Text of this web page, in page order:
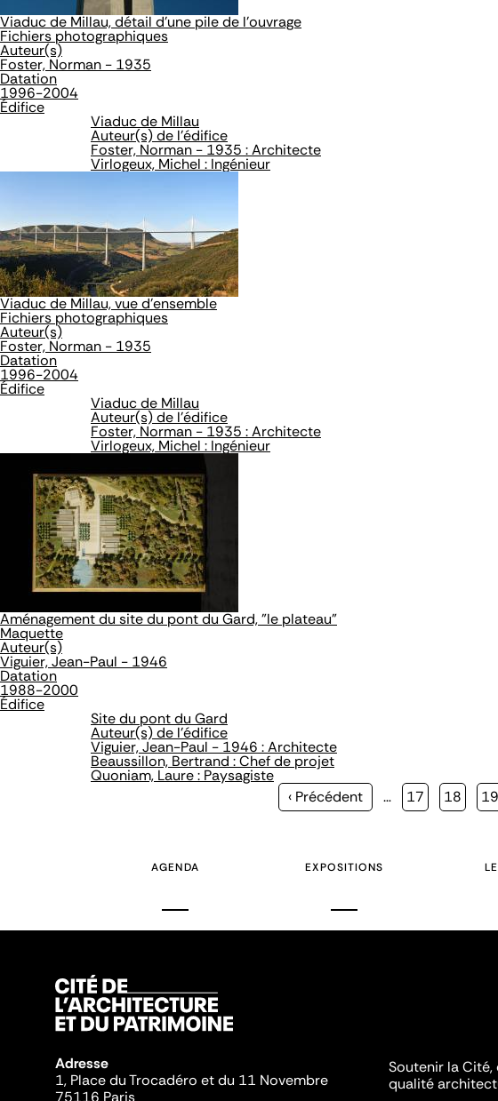
Viaduc de Millau, détail d'une pile de l'ouvrage
Fichiers photographiques
Auteur(s)
Foster, Norman - 1935
Datation
1996-2004
Édifice
Viaduc de Millau
Auteur(s) de l'édifice
Foster, Norman - 1935 : Architecte
Virlogeux, Michel : Ingénieur
Viaduc de Millau, vue d'ensemble
Fichiers photographiques
Auteur(s)
Foster, Norman - 1935
Datation
1996-2004
Édifice
Viaduc de Millau
Auteur(s) de l'édifice
Foster, Norman - 1935 : Architecte
Virlogeux, Michel : Ingénieur
Aménagement du site du pont du Gard, "le plateau"
Maquette
Auteur(s)
Viguier, Jean-Paul - 1946
Datation
1988-2000
Édifice
Site du pont du Gard
Auteur(s) de l'édifice
Viguier, Jean-Paul - 1946 : Architecte
Beaussillon, Bertrand : Chef de projet
Quoniam, Laure : Paysagiste
Page
‹ Précédent … Page
17 Page
18 19
AGENDA EXPOSITIONS
Adresse
1, Place du Trocadéro et du 11 Novembre
75116 Paris
Soutenir la
qualité